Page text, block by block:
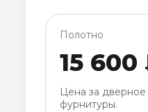
Полотно
15 600
Цена за
фурнитуры.